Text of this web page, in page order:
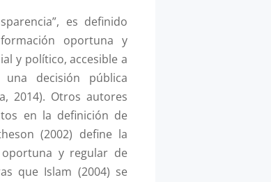
es definido
oportuna y
y político, accesible a
decisión pública
2014). Otros autores
en la definición de
(2002) define la
y regular de
que Islam (2004) se